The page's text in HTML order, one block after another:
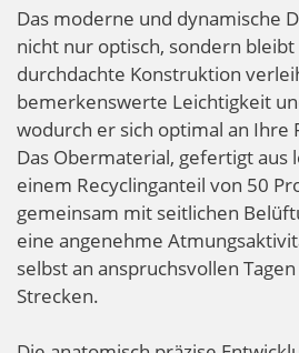
Das moderne und dynamische
nicht nur optisch, sondern
durchdachte Konstruktion
bemerkenswerte Leichtigkeit
wodurch er sich optimal an Ihre
Das Obermaterial, gefertigt aus
einem Recyclinganteil von 50
gemeinsam mit seitlichen
eine angenehme
selbst an anspruchsvollen
Strecken.